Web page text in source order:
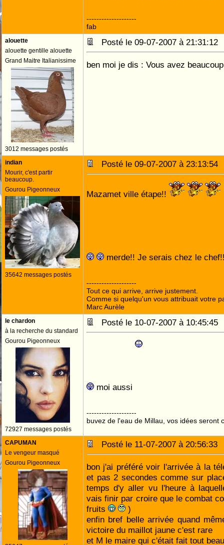
--------------------
fab
alouette
alouette gentille alouette
Grand Maitre Italianissime
3012 messages postés
Posté le 09-07-2007 à
ben moi je dis : Vous avez
indian
Mourir, c'est partir
beaucoup.
Gourou Pigeonneux
35642 messages postés
Posté le 09-07-2007 à
Mazamet ville étape!!
merde!! Je serais chez le
--------------------
Tout ce qui arrive, arrive justement.
Comme si quelqu'un vous attribuait votre
Marc Aurèle
le chardon
à la recherche du standard
Gourou Pigeonneux
72927 messages postés
Posté le 10-07-2007 à
moi aussi
--------------------
buvez de l'eau de Millau, vos idées seront
CAPUMAN
Le vengeur masqué
Gourou Pigeonneux
Posté le 11-07-2007 à
bon j'ai préféré voir l'arrivée à la
et pas 2 secondes comme sur
temps d'y aller vu l'heure à
vais finir par croire que le combat
fruits
)
enfin bref belle arrivée quand
victoire du maillot jaune c'est rare
et M le maire qui c'était fait tout